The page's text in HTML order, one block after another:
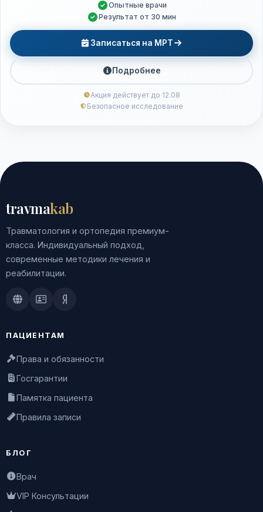
Опытные врачи
Результат от 30 мин
Записаться на МРТ
Подробнее
Акция действует до 12.08
Безопасное исследование
travmakab
Травматология и ортопедия премиум-
класса. Индивидуальный подход,
современные методики лечения и
реабилитации.
Doctu.ruПроДокторов
Яндекс.Здоровье
ПАЦИЕНТАМ
Права и обязанности
Госгарантии
Памятка пациента
Правила записи
БЛОГ
Врач
VIP Консультации